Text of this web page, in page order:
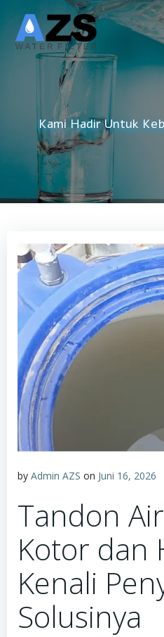
Kami Hadir Untuk
by Admin AZS on Juni 16, 2026
Tandon
Kotor dan
Kenali
Solusinya